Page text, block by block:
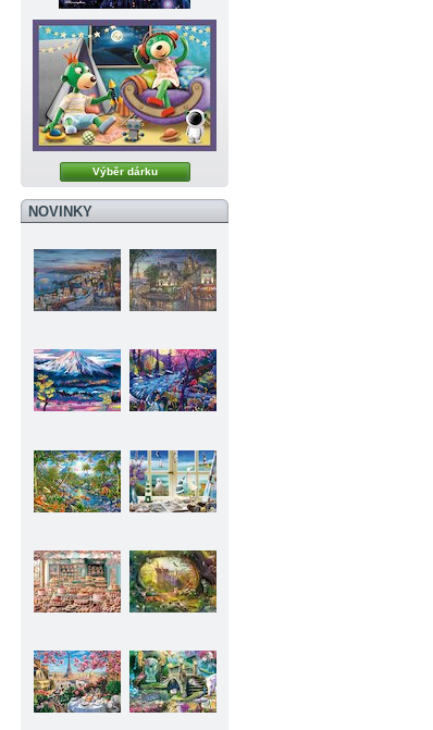
Výběr dárku
NOVINKY